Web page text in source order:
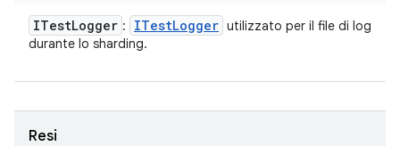
ITestLogger : ITestLogger utilizzato per il file di log
durante lo sharding.
Resi